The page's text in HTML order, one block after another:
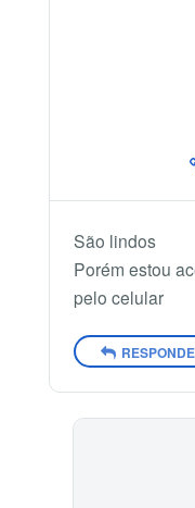
São lindos
Porém estou
pelo celular